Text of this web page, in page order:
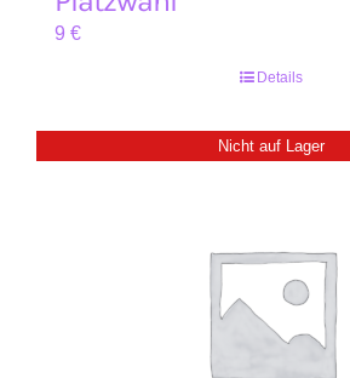
9 €
Details
Nicht auf Lager